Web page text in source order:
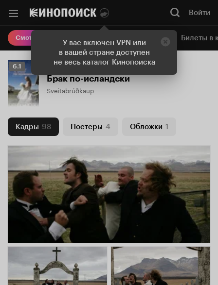
У вас включен VPN или
в вашей стране доступен
не весь каталог Кинопоиска
Войти
Смотреть кино Онлайн-кинотеатр Билеты в
Рейтинг
Кинопоиска
6.1
6.1
Брак по-исландски
Sveitabrúðkaup
Кадры 98 Постеры 4 Обложки 1